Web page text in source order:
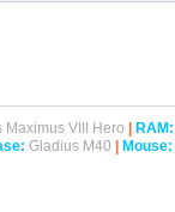
Maximus VIII Hero | RAM:
Gladius M40 | Mouse: